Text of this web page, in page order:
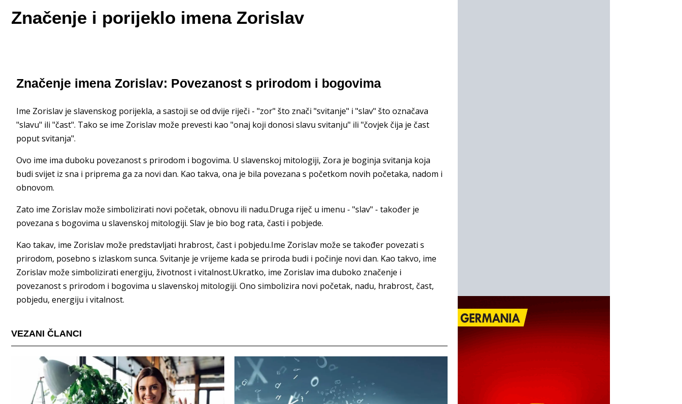
Značenje i porijeklo imena Zorislav
Značenje imena Zorislav: Povezanost s prirodom i bogovima
Ime Zorislav je slavenskog porijekla, a sastoji se od dvije riječi - "zor" što znači "svitanje" i "slav" što označava
"slavu" ili "čast". Tako se ime Zorislav može prevesti kao "onaj koji donosi slavu svitanju" ili "čovjek čija je čast
poput svitanja".
Ovo ime ima duboku povezanost s prirodom i bogovima. U slavenskoj mitologiji, Zora je boginja svitanja koja
budi svijet iz sna i priprema ga za novi dan. Kao takva, ona je bila povezana s početkom novih početaka, nadom i
obnovom.
Zato ime Zorislav može simbolizirati novi početak, obnovu ili nadu.Druga riječ u imenu - "slav" - također je
povezana s bogovima u slavenskoj mitologiji. Slav je bio bog rata, časti i pobjede.
Kao takav, ime Zorislav može predstavljati hrabrost, čast i pobjedu.Ime Zorislav može se također povezati s
prirodom, posebno s izlaskom sunca. Svitanje je vrijeme kada se priroda budi i počinje novi dan. Kao takvo, ime
Zorislav može simbolizirati energiju, životnost i vitalnost.Ukratko, ime Zorislav ima duboko značenje i
povezanost s prirodom i bogovima u slavenskoj mitologiji. Ono simbolizira novi početak, nadu, hrabrost, čast,
pobjedu, energiju i vitalnost.
VEZANI ČLANCI